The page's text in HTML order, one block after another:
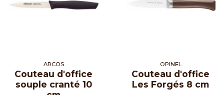
ARCOS
Couteau d'office
souple cranté 10
OPINEL
Couteau d'office
Les Forgés 8 cm